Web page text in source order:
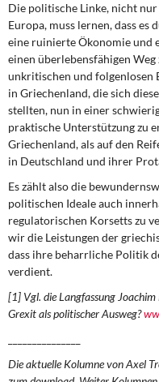
Die politische Linke, nicht
Europa, muss lernen, dass
eine ruinierte Ökonomie und
einen überlebensfähigen
unkritischen und folgenlosen
in Griechenland, die sich
stellten, nun in einer
praktische Unterstützung zu
Griechenland, als auf den
in Deutschland und ihrer
Es zählt also die
politischen Ideale auch
regulatorischen Korsetts zu
wir die Leistungen der
dass ihre beharrliche Politik
verdient.
[1] Vgl. die Langfassung
Grexit als politischer Ausweg?
Die aktuelle Kolumne von Axel